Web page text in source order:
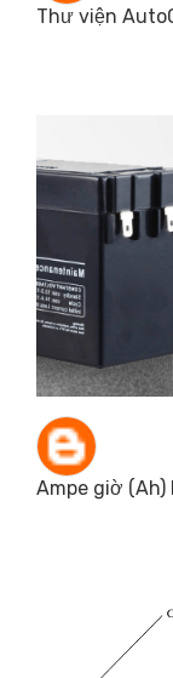
Thư viện
Ampe giờ (Ah)